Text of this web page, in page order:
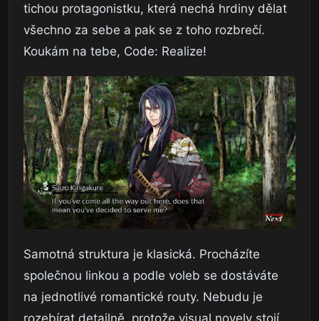
tichou protagonistku, která nechá hrdiny dělat
všechno za sebe a pak se z toho rozbrečí.
Koukám na tebe, Code: Realize!
Samotná struktura je klasická. Procházíte
společnou linkou a podle voleb se dostáváte
na jednotlivé romantické routy. Nebudu je
rozebírat detailně, protože visual novely stojí